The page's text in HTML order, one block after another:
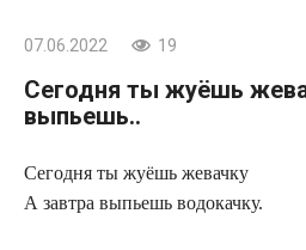
07.06.2022 19
Сегодня ты жуёшь
выпьешь..
Сегодня ты жуёшь жевачку
А завтра выпьешь водокачку.